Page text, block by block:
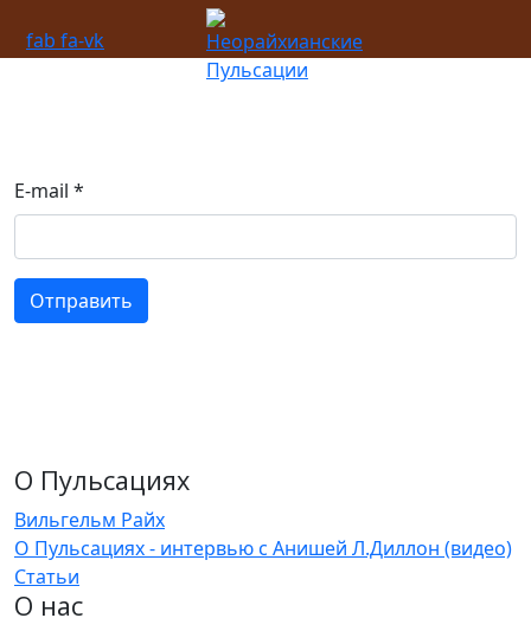
fab fa-vk
E-mail *
Отправить
О Пульсациях
Вильгельм Райх
О Пульсациях - интервью с Анишей Л.Диллон (видео)
Статьи
О нас